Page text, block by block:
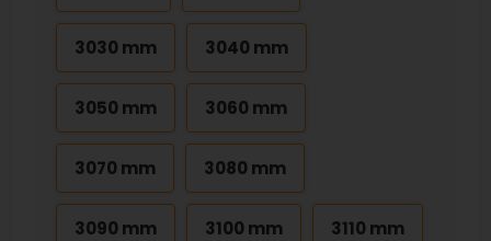
3030 mm 3040 mm
3050 mm 3060 mm
3070 mm 3080 mm
3090 mm 3100 mm 3110 mm